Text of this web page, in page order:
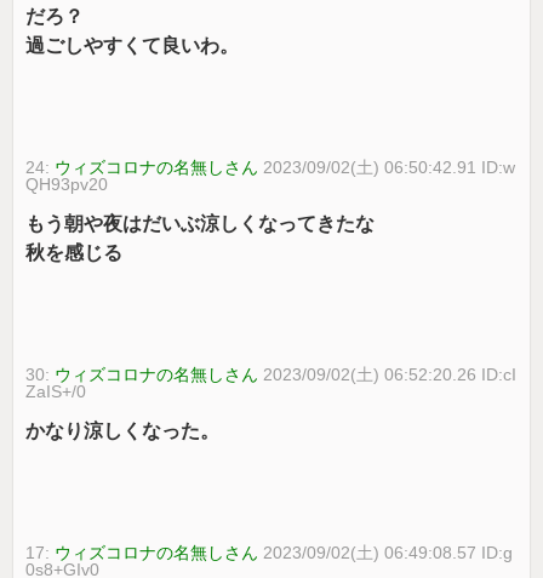
だろ？
過ごしやすくて良いわ。
24: ウィズコロナの名無しさん 2023/09/02(土) 06:50:42.91 ID:w
QH93pv20
もう朝や夜はだいぶ涼しくなってきたな
秋を感じる
30: ウィズコロナの名無しさん 2023/09/02(土) 06:52:20.26 ID:cI
ZaIS+/0
かなり涼しくなった。
17: ウィズコロナの名無しさん 2023/09/02(土) 06:49:08.57 ID:g
0s8+GIv0